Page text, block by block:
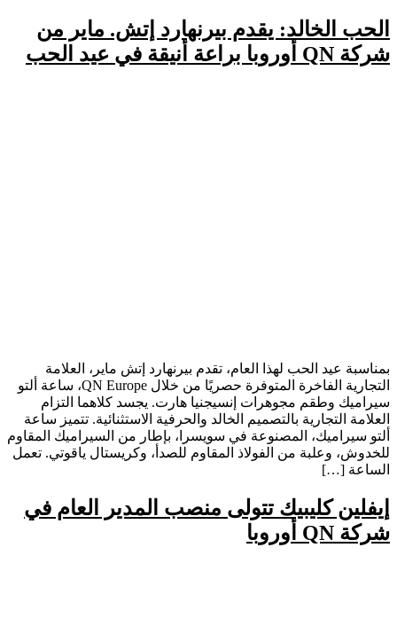
الحب الخالد: يقدم بيرنهارد إتش. ماير من
شركة QN أوروبا براعة أنيقة في عيد الحب
بمناسبة عيد الحب لهذا العام، تقدم بيرنهارد إتش ماير، العلامة
التجارية الفاخرة المتوفرة حصريًا من خلال QN Europe، ساعة ألتو
سيراميك وطقم مجوهرات إنسيجنيا هارت. يجسد كلاهما التزام
العلامة التجارية بالتصميم الخالد والحرفية الاستثنائية. تتميز ساعة
ألتو سيراميك، المصنوعة في سويسرا، بإطار من السيراميك المقاوم
للخدوش، وعلبة من الفولاذ المقاوم للصدأ، وكريستال ياقوتي. تعمل
الساعة […]
إيفلين كليبيك تتولى منصب المدير العام في
شركة QN أوروبا